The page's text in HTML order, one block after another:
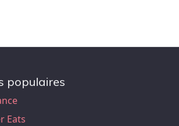
populaires
Eats